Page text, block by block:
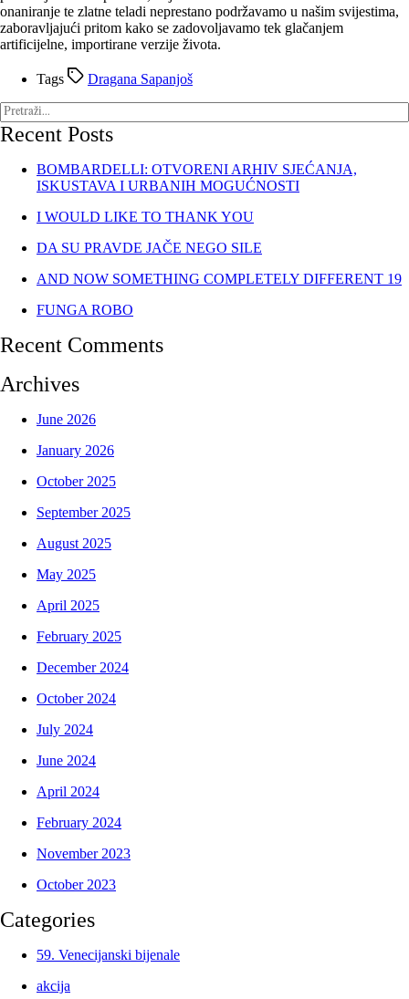
onaniranje te zlatne teladi neprestano podržavamo u našim svijestima,
zaboravljajući pritom kako se zadovoljavamo tek glačanjem
artificijelne, importirane verzije života.
Tags Dragana Sapanjoš
Recent Posts
BOMBARDELLI: OTVORENI ARHIV SJEĆANJA,
ISKUSTAVA I URBANIH MOGUĆNOSTI
I WOULD LIKE TO THANK YOU
DA SU PRAVDE JAČE NEGO SILE
AND NOW SOMETHING COMPLETELY DIFFERENT 19
FUNGA ROBO
Recent Comments
Archives
June 2026
January 2026
October 2025
September 2025
August 2025
May 2025
April 2025
February 2025
December 2024
October 2024
July 2024
June 2024
April 2024
February 2024
November 2023
October 2023
Categories
59. Venecijanski bijenale
akcija